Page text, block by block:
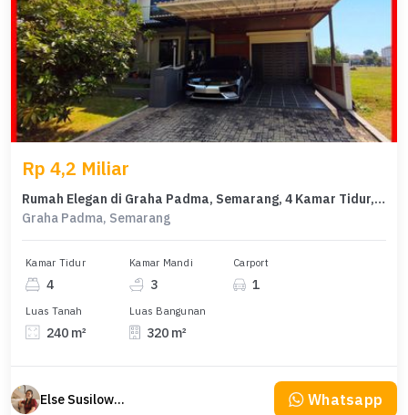
Rp 4,2 Miliar
Rumah Elegan di Graha Padma, Semarang, 4 Kamar Tidur, LT 240m²
Graha Padma, Semarang
Kamar Tidur
4
Kamar Mandi
3
Carport
1
Luas Tanah
240 m²
Luas Bangunan
320 m²
Else Susilowaty Whatsapp